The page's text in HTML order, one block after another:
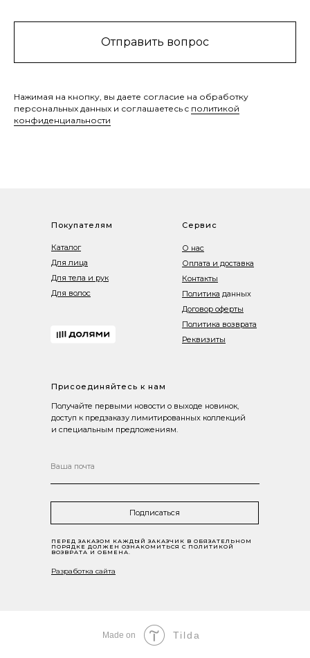
Отправить вопрос
Нажимая на кнопку, вы даете согласие на обработку
персональных данных и соглашаетесь c политикой
конфиденциальности
ПЕРЕД ЗАКАЗОМ КАЖДЫЙ ЗАКАЗЧИК В ОБЯЗАТЕЛЬНОМ
ПОРЯДКЕ ДОЛЖЕН ОЗНАКОМИТЬСЯ С ПОЛИТИКОЙ
ВОЗВРАТА И ОБМЕНА.
Покупателям
Каталог
Для лица
Для тела и рук
Для волос
Присоединяйтесь к нам
Получайте первыми новости о выходе новинок,
доступ к предзаказу лимитированных коллекций
и специальным предложениям.
Сервис
О нас
Оплата и доставка
Контакты
Политика данных
Договор оферты
Политика возврата
Реквизиты
Подписаться
Разработка сайта
Made on Tilda